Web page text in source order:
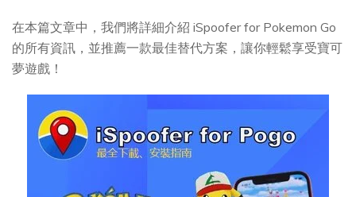
在本篇文章中，我們將詳細介紹 iSpoofer for Pokemon Go
的所有資訊，並推薦一款最佳替代方案，讓你輕鬆享受寶可
夢遊戲！